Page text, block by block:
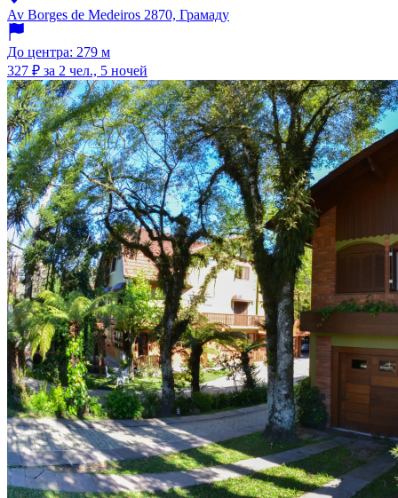
Av Borges de Medeiros 2870, Грамаду
До центра: 279 м
327 ₽ за 2 чел., 5 ночей